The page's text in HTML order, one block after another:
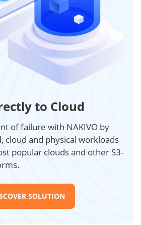
to Cloud
of failure with NAKIVO by
cloud and physical workloads
popular clouds and other S3-
SOLUTION